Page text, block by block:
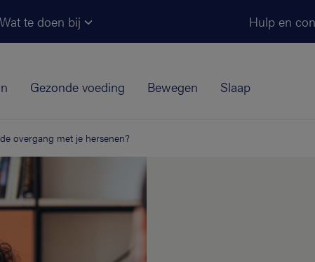
Wat te doen bij Hulp en
Gezonde voeding Bewegen Slaap
overgang met je hersenen?